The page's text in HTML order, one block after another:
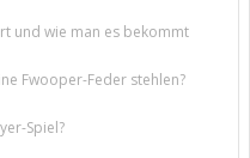
und wie man es bekommt
Fwooper-Feder stehlen?
Spiel?